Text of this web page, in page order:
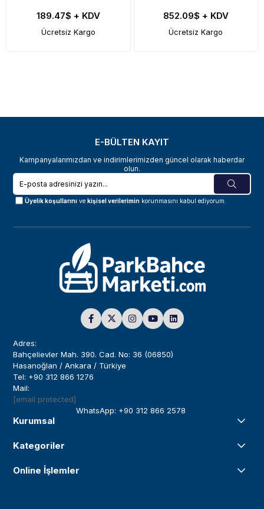
189.47$ + KDV
Ücretsiz Kargo
852.09$ + KDV
Ücretsiz Kargo
E-BÜLTEN KAYIT
Kampanyalarımızdan ve indirimlerimizden güncel olarak haberdar
olun.
Üyelik koşullarını vekişisel verilerimin korunmasını kabul ediyorum.
Adres:
Bahçelievler Mah. 390. Cad. No: 36 (06850)
Hasanoğlan / Ankara / Türkiye
Tel: +90 312 866 1276
Mail:
[email protected]
WhatsApp: +90 312 866 2578
Kurumsal
Kategoriler
Online İşlemler